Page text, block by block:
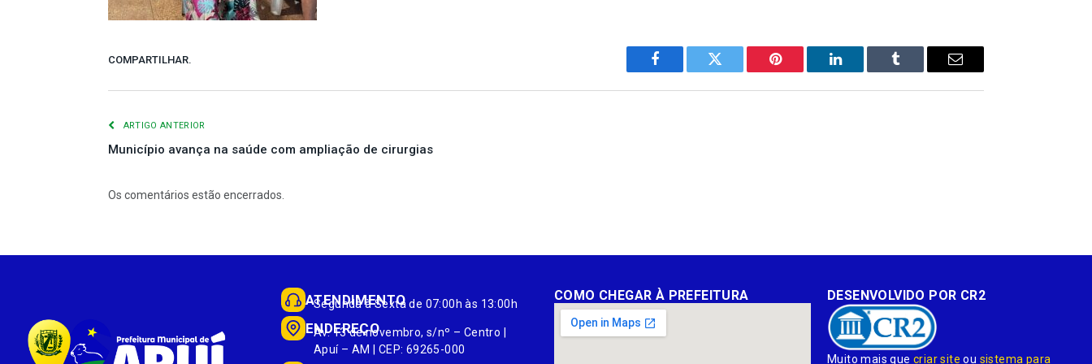
COMPARTILHAR.
Facebook Twitter Pinterest LinkedIn Tumblr
E-
ARTIGO ANTERIOR
Município avança na saúde com ampliação de cirurgias
Os comentários estão encerrados.
ATENDIMENTO
Segunda à Sexta de 07:00h às 13:00h
ENDEREÇO
Av. 13 de novembro, s/nº – Centro |
Apuí – AM | CEP: 69265-000
COMO CHEGAR À PREFEITURA DESENVOLVIDO POR CR2
Muito mais quecriar site ou sistema para